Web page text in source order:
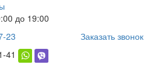
до 19:00
23
41
Заказать звонок